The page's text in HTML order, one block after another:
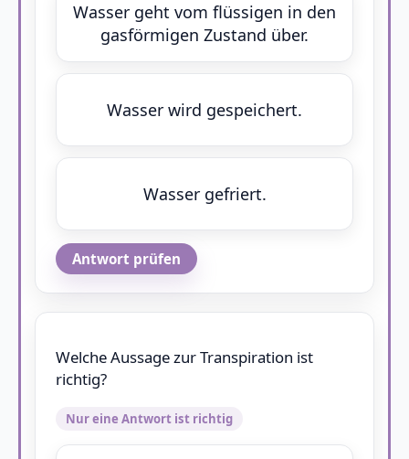
Wasser geht vom flüssigen in den
gasförmigen Zustand über.
Wasser wird gespeichert.
Wasser gefriert.
Antwort prüfen
Welche Aussage zur Transpiration ist
richtig?
Nur eine Antwort ist richtig